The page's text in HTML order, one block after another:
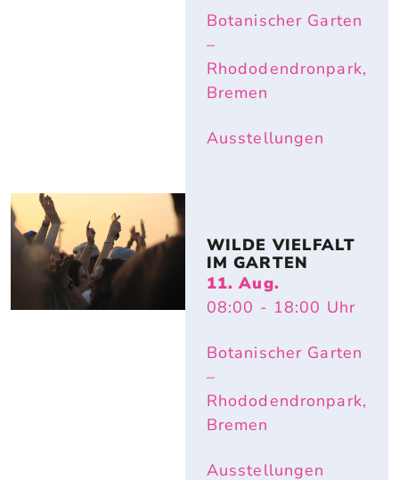
Botanischer Garten
–
Rhododendronpark,
Bremen
Ausstellungen
WILDE VIELFALT
IM GARTEN
11. Aug.
08:00 - 18:00 Uhr
Botanischer Garten
–
Rhododendronpark,
Bremen
Ausstellungen